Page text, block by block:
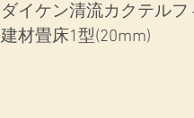
イケン清流カクテル
材畳床1型(20mm)